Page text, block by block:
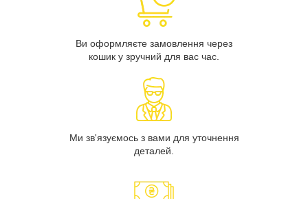
Ви оформляєте замовлення через
кошик у зручний для вас час.
Ми зв'язуємось з вами для уточнення
деталей.